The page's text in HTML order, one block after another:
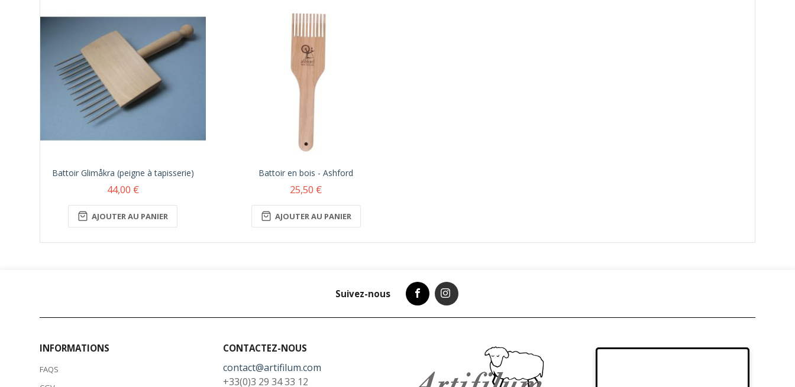
Battoir Glimåkra (peigne à tapisserie)
44,00 €
AJOUTER AU PANIER
Battoir en bois - Ashford
25,50 €
AJOUTER AU PANIER
Suivez-nous
INFORMATIONS
FAQS
CONTACTEZ-NOUS
contact@artifilum.com
+33(0)3 29 34 33 12